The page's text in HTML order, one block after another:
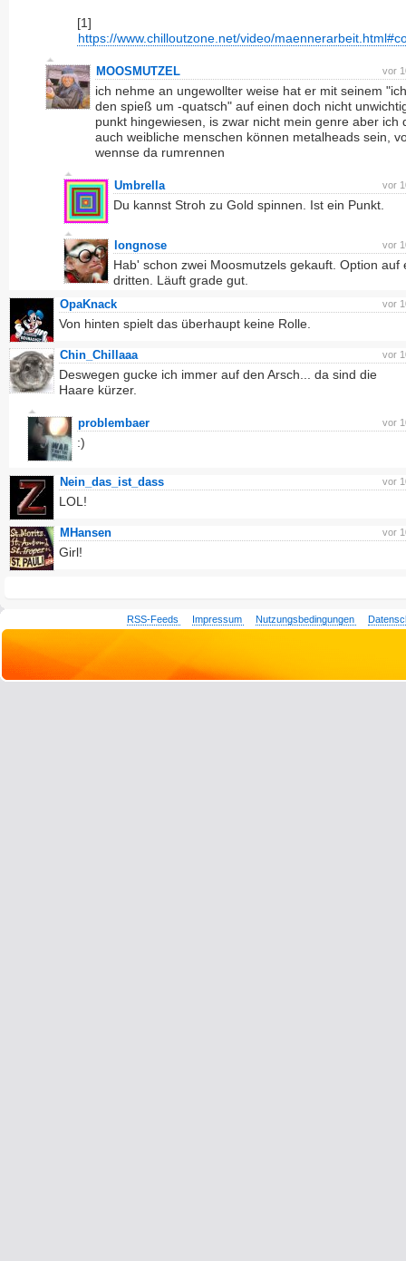
[1]
https://www.chilloutzone.net/video/
vor
MOOSMUTZEL
ich nehme an ungewollter weise hat er mit seinem
den spieß um -quatsch" auf einen doch nicht
punkt hingewiesen, is zwar nicht mein genre aber ich
auch weibliche menschen können metalheads sein,
wennse da rumrennen
vor
Umbrella
Du kannst Stroh zu Gold spinnen. Ist ein Punkt.
vor
longnose
Hab' schon zwei Moosmutzels gekauft. Option auf
dritten. Läuft grade gut.
vor
OpaKnack
Von hinten spielt das überhaupt keine Rolle.
vor
Chin_Chillaaa
Deswegen gucke ich immer auf den Arsch... da sind die
Haare kürzer.
vor
problembaer
:)
vor
Nein_das_ist_dass
LOL!
vor
MHansen
Girl!
RSS-Feeds Impressum Nutzungsbedingungen